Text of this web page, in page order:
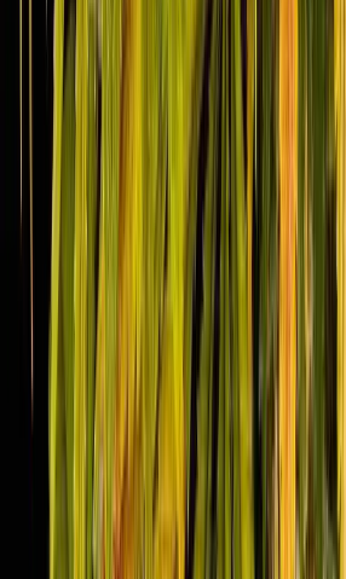
CBD Shops Cannabis Karte